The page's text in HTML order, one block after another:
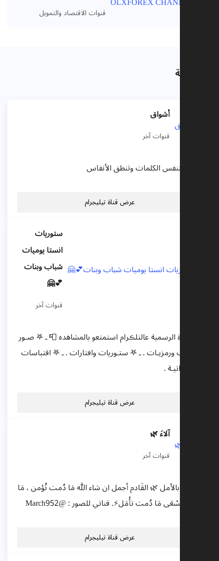
قنوات الاقتصاد والتمويل
ذات صلة
أشواق
قنوات آخر
حينما تتنفس الكلمات وتنطق الأنفاس
عرض قناة تيليجرام
ستوريات
انستا يوميات
شباب وبنات
💕🤗
قنوات آخر
✹ القناة الرسمية عالتلڪرام استمتعو بالمشاهده 📮 ـ 𖤐 صـور
خلفيـات ورمزيـات . ـ 𖤐 ستـوريات وافتارات . ـ 𖤐 اقتباسات
وسير ذاتيـة .
عرض قناة تيليجرام
آلاءَ 🌿
قنوات آخر
مُصابة بالأمل 🌿 القَادم أجمل ان شاء الله مَا دُمت تُؤمن ، مَا
دُمت تَسْعَى مَا دُمت تأْمَل⚡️. قناتي للصور : @March952
عرض قناة تيليجرام